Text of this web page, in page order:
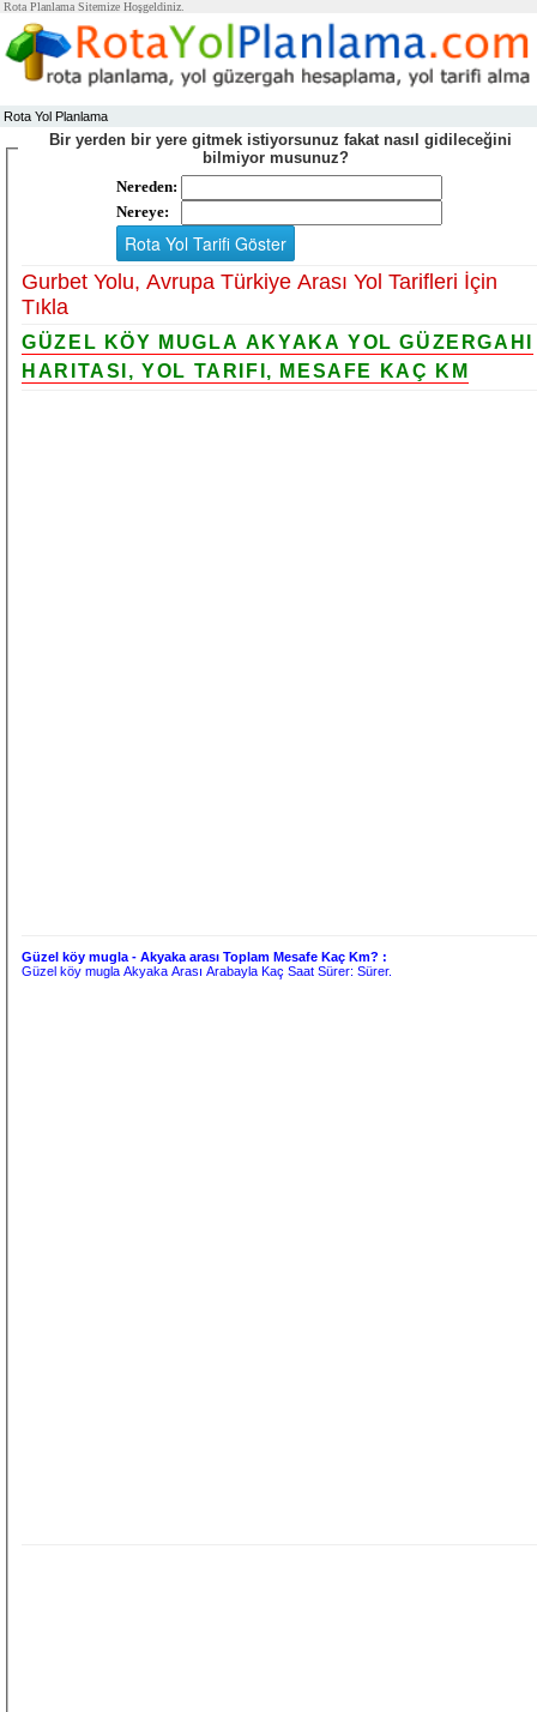
Rota Planlama Sitemize Hoşgeldiniz.
Rota Yol Planlama
Bir yerden bir yere gitmek istiyorsunuz fakat nasıl gidileceğini
bilmiyor musunuz?
Nereden:
Nereye:
Gurbet Yolu, Avrupa Türkiye Arası Yol Tarifleri İçin
Tıkla
GÜZEL KÖY MUGLA AKYAKA YOL GÜZERGAHI
HARITASI, YOL TARIFI, MESAFE KAÇ KM
Güzel köy mugla - Akyaka arası Toplam Mesafe Kaç Km? :
Güzel köy mugla Akyaka Arası Arabayla Kaç Saat Sürer:Sürer.